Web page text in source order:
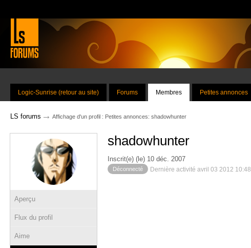
Logic-Sunrise (retour au site) Forums Membres Petites annonces
LS forums → Affichage d'un profil : Petites annonces: shadowhunter
Aperçu
Flux du profil
Aime
shadowhunter
Inscrit(e) (le) 10 déc. 2007
Déconnecté Dernière activité avril 03 2012 10:48